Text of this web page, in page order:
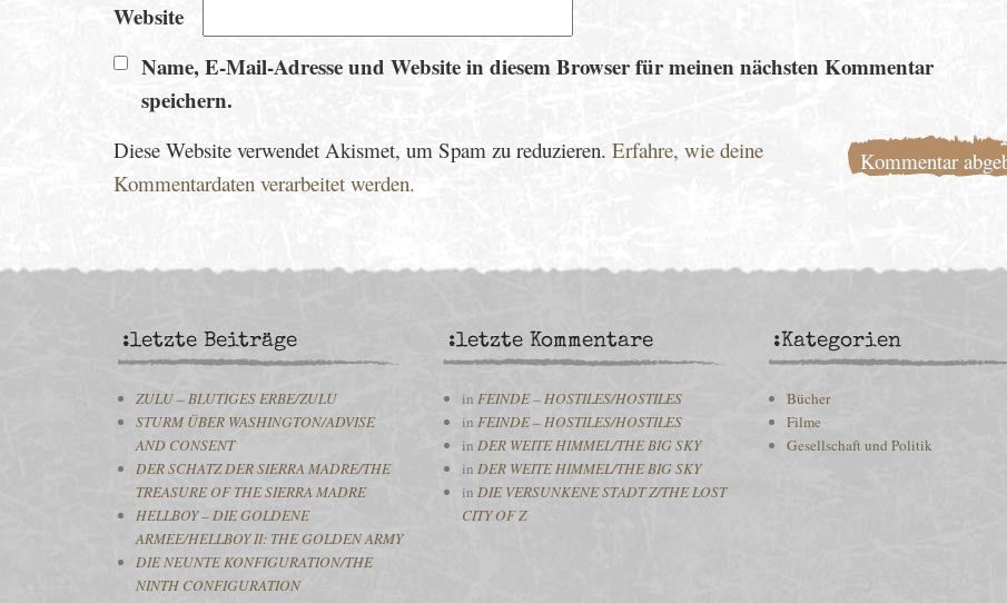
Website
Name, E-Mail-Adresse und Website in diesem Browser für meinen nächsten Kommentar
speichern.
Diese Website verwendet Akismet, um Spam zu reduzieren. Erfahre, wie deine
Kommentardaten verarbeitet werden.
:letzte Beiträge
ZULU – BLUTIGES ERBE/ZULU
STURM ÜBER WASHINGTON/ADVISE
AND CONSENT
DER SCHATZ DER SIERRA MADRE/THE
TREASURE OF THE SIERRA MADRE
HELLBOY – DIE GOLDENE
ARMEE/HELLBOY II: THE GOLDEN ARMY
DIE NEUNTE KONFIGURATION/THE
NINTH CONFIGURATION
:letzte Kommentare
in FEINDE – HOSTILES/HOSTILES
in FEINDE – HOSTILES/HOSTILES
in DER WEITE HIMMEL/THE BIG SKY
in DER WEITE HIMMEL/THE BIG SKY
in DIE VERSUNKENE STADT Z/THE LOST
CITY OF Z
:Kategorien
Bücher
Filme
Gesellschaft und Politik